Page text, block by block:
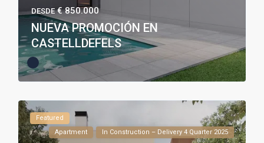
DESDE€ 850.000
NUEVA PROMOCIÓN EN
CASTELLDEFELS
Featured
Apartment
In Construction – Delivery 4 Quarter 2025